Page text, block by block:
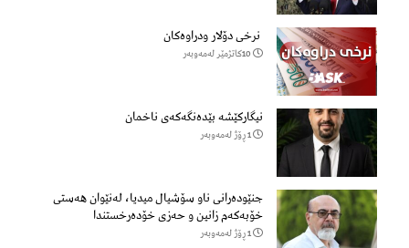
نرخی دۆلار ودراوەکان
10كاتژمێر لەمەوبەر
نیگارکێشە بێدەنگەکەی ناخمان
1 ڕۆژ لەمەوبەر
جنێودەرانی ناو سۆشیال میدیا، لەنێوان هەستی
خۆبەکەم زانین و حەزی خۆدەرخستندا
1 ڕۆژ لەمەوبەر